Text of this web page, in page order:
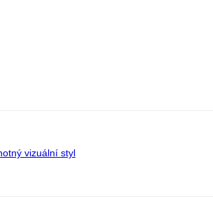
vizuální styl